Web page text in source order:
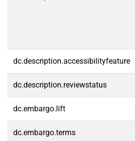
dc.description.accessibilityfeature
dc.description.reviewstatus
dc.embargo.lift
dc.embargo.terms